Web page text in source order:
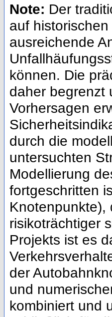
Note: Der
auf
ausreichende
können. Die
daher begrenzt
Vorhersagen
durch die
untersuchten
Modellierung
fortgeschritten
Knotenpunkte),
risikoträchtiger
Projekts ist es
der
und
kombiniert und